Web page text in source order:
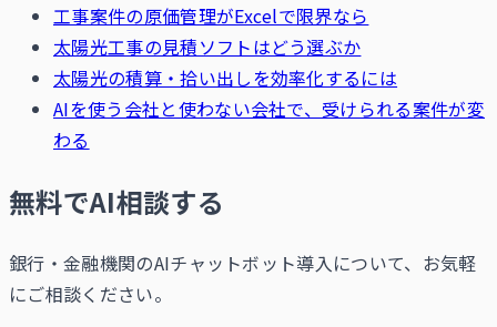
工事案件の原価管理がExcelで限界なら
太陽光工事の見積ソフトはどう選ぶか
太陽光の積算・拾い出しを効率化するには
AIを使う会社と使わない会社で、受けられる案件が変
わる
無料でAI相談する
銀行・金融機関のAIチャットボット導入について、お気軽
にご相談ください。